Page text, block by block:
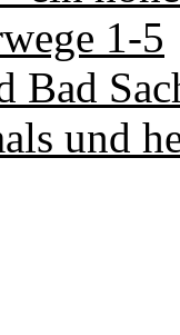
1-5
Bad
und